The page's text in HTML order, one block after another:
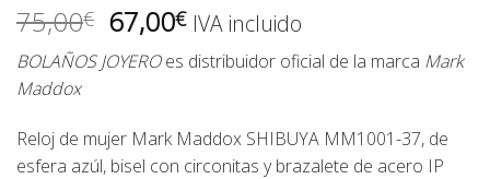
75,00€ El
precio
original
75,00€.
67,00€El
precio
actual
67,00€.
IVA incluido
BOLAÑOS JOYEROes distribuidor oficial de la marca Mark
Maddox
Reloj de mujer Mark Maddox SHIBUYA MM1001-37, de
esfera azúl, bisel con circonitas y brazalete de acero IP